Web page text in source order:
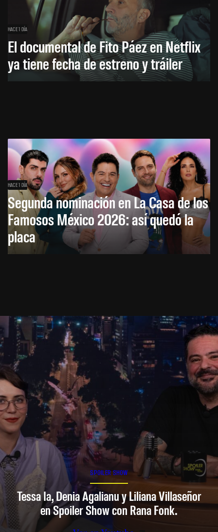
HACE 1 DÍA
El documental de Fito Páez en Netflix
ya tiene fecha de estreno y tráiler
HACE 1 DÍA
Segunda nominación en La Casa de los
Famosos México 2026: así quedó la
placa
SPOILER SHOW
Tessa Ia, Denia Agalianu y Liliana Villaseñor
en Spoiler Show con Rana Fonk.